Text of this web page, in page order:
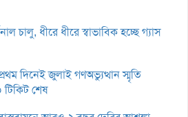
চালু, ধীরে ধীরে স্বাভাবিক হচ্ছে গ্যাস
দিনেই জুলাই গণঅভ্যুত্থান স্মৃতি
শেষ